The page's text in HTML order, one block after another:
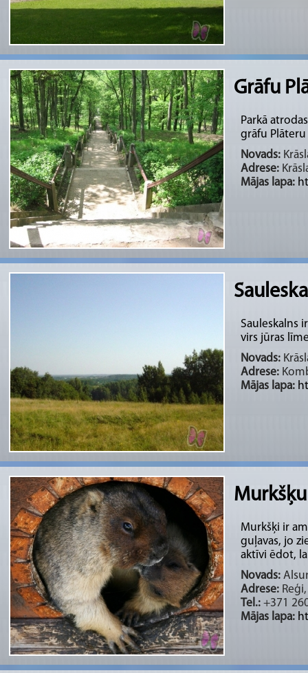
Grāfu
Parkā
grāfu Plāteru
Novads:
Adrese:
Mājas lapa:
Sauleskalns
virs jūras
Novads:
Adrese:
Mājas lapa:
Murkšķi ir
guļavas, jo
aktīvi ēdot,
Novads:
Adrese:
Tel.: +371
Mājas lapa: